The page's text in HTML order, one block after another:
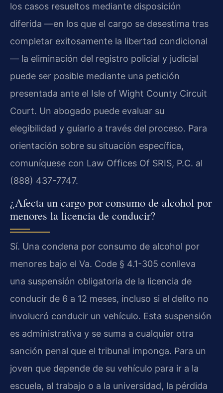
los casos resueltos mediante disposición
diferida —en los que el cargo se desestima tras
completar exitosamente la libertad condicional
— la eliminación del registro policial y judicial
puede ser posible mediante una petición
presentada ante el Isle of Wight County Circuit
Court. Un abogado puede evaluar su
elegibilidad y guiarlo a través del proceso. Para
orientación sobre su situación específica,
comuníquese con Law Offices Of SRIS, P.C. al
(888) 437-7747.
¿Afecta un cargo por consumo de alcohol por
menores la licencia de conducir?
Sí. Una condena por consumo de alcohol por
menores bajo el Va. Code § 4.1-305 conlleva
una suspensión obligatoria de la licencia de
conducir de 6 a 12 meses, incluso si el delito no
involucró conducir un vehículo. Esta suspensión
es administrativa y se suma a cualquier otra
sanción penal que el tribunal imponga. Para un
joven que depende de su vehículo para ir a la
escuela, al trabajo o a la universidad, la pérdida